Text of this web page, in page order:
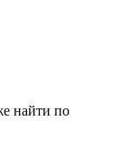
найти по